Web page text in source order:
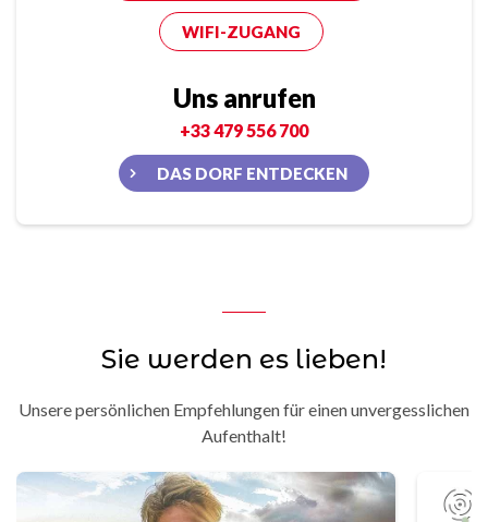
WIFI-ZUGANG
Uns anrufen
+33 479 556 700
DAS DORF ENTDECKEN
Sie werden es lieben!
Unsere persönlichen Empfehlungen für einen unvergesslichen
Aufenthalt!